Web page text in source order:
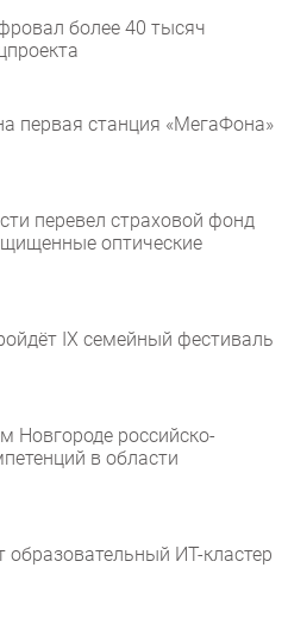
более 40 тысяч
первая станция «МегаФона»
перевел страховой фонд
оптические
IX семейный фестиваль
Новгороде российско-
в области
образовательный ИТ-кластер